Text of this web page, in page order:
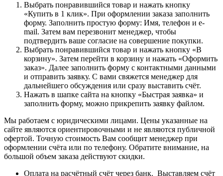
Выбрать понравившийся товар и нажать кнопку
«Купить в 1 клик». При оформлении заказа заполнить
форму. Заполнить простую форму: Имя, телефон и e-
mail. Затем вам перезвонит менеджер, чтобы
подтвердить ваше согласие на совершение покупки.
Выбрать понравившийся товар и нажать кнопку «В
корзину». Затем перейти в корзину и нажать «Оформить
заказ». Далее заполнить форму с контактными данными
и отправить заявку. С вами свяжется менеджер для
дальнейшего обсуждения или сразу выставить счёт.
Нажать в шапке сайта на кнопку «Быстрая заявка» и
заполнить форму, можно прикрепить заявку файлом.
Мы работаем с юридическими лицами. Цены указанные на
сайте являются ориентировочными и не являются публичной
офертой. Точную стоимость Вам сообщит менеджер при
оформлении счёта или по телефону. Обратите внимание, на
большой объем заказа действуют скидки.
Оплата на расчётный счёт через банк. Выставляем счёт